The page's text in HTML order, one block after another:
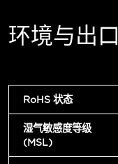
环境与出口
RoHS 状态
湿气敏感度等级
(MSL)